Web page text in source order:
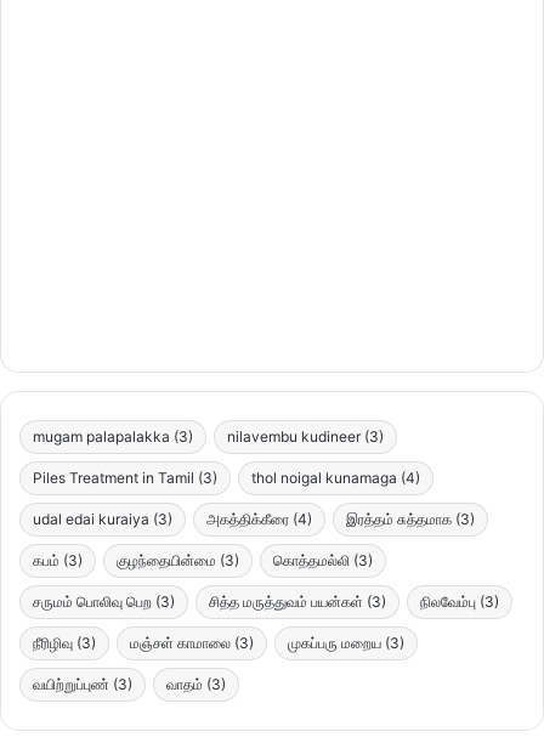
mugam palapalakka (3) nilavembu kudineer (3)
Piles Treatment in Tamil (3) thol noigal kunamaga (4)
udal edai kuraiya (3) அகத்திக்கீரை (4) இரத்தம் சுத்தமாக (3)
கபம் (3) குழந்தையின்மை (3) கொத்தமல்லி (3)
சருமம் பொலிவு பெற (3) சித்த மருத்துவம் பயன்கள் (3) நிலவேம்பு (3)
நீரிழிவு (3) மஞ்சள் காமாலை (3) முகப்பரு மறைய (3)
வயிற்றுப்புண் (3) வாதம் (3)